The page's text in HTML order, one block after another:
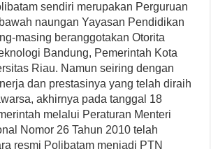
sendiri merupakan Perguruan
naungan Yayasan Pendidikan
masing beranggotakan Otorita
Bandung, Pemerintah Kota
Riau. Namun seiring dengan
dan prestasinya yang telah diraih
akhirnya pada tanggal 18
melalui Peraturan Menteri
Nomor 26 Tahun 2010 telah
resmi Polibatam menjadi PTN